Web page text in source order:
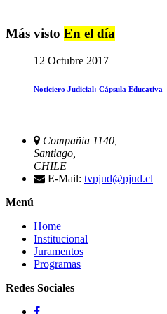
Más visto En el día
12 Octubre 2017
Noticiero Judicial: Cápsula Educativa
Compañia 1140,
Santiago,
CHILE
E-Mail: tvpjud@pjud.cl
Menú
Home
Institucional
Juramentos
Programas
Redes Sociales